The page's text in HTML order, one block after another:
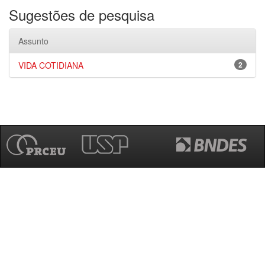
Sugestões de pesquisa
Assunto
2
VIDA COTIDIANA